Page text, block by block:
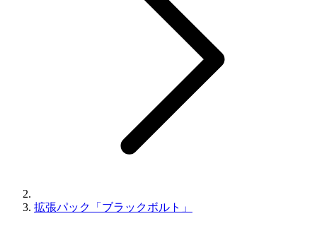
拡張パック「ブラックボルト」